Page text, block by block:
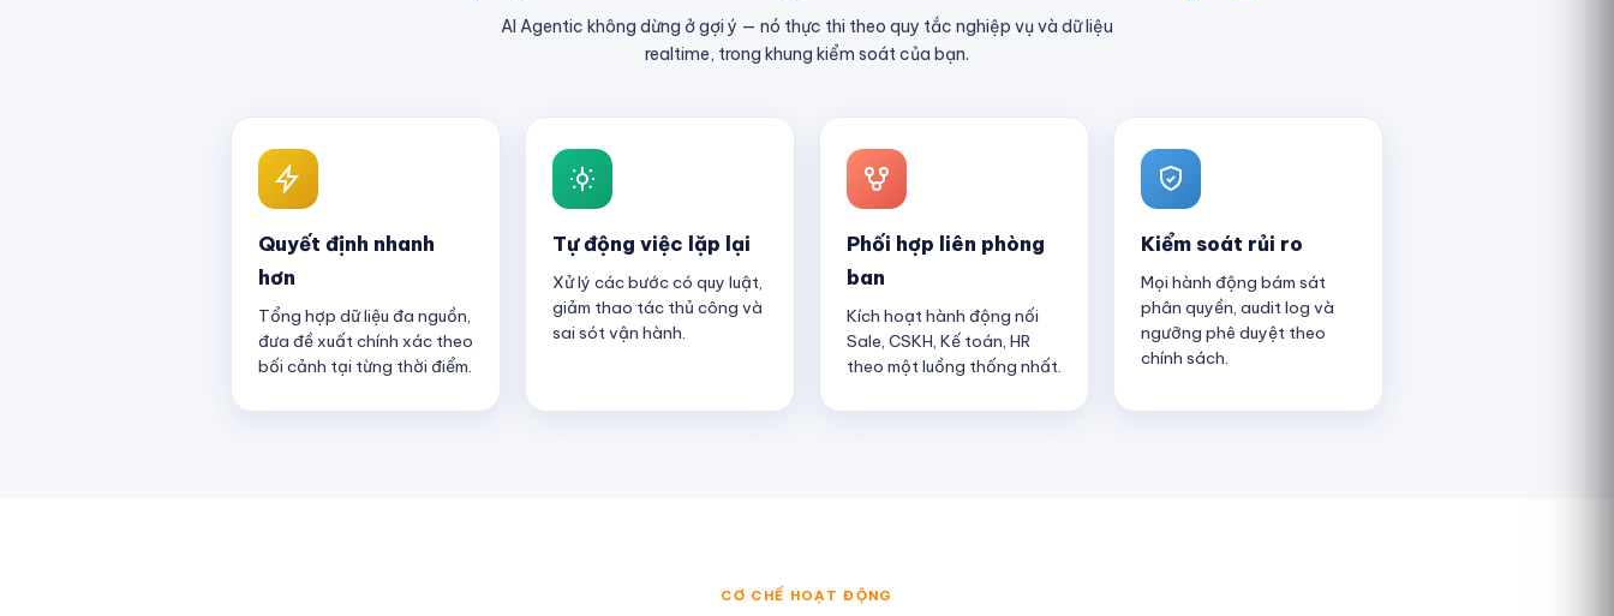
AI Agentic không dừng ở gợi ý — nó thực thi theo quy tắc nghiệp vụ và dữ liệu
realtime, trong khung kiểm soát của bạn.
Quyết định nhanh
hơn
Tổng hợp dữ liệu đa nguồn,
đưa đề xuất chính xác theo
bối cảnh tại từng thời điểm.
Tự động việc lặp lại
Xử lý các bước có quy luật,
giảm thao tác thủ công và
sai sót vận hành.
Phối hợp liên phòng
ban
Kích hoạt hành động nối
Sale, CSKH, Kế toán, HR
theo một luồng thống nhất.
Kiểm soát rủi ro
Mọi hành động bám sát
phân quyền, audit log và
ngưỡng phê duyệt theo
chính sách.
CƠ CHẾ HOẠT ĐỘNG